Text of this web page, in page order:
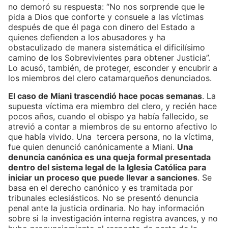
no demoró su respuesta: “No nos sorprende que le
pida a Dios que conforte y consuele a las víctimas
después de que él paga con dinero del Estado a
quienes defienden a los abusadores y ha
obstaculizado de manera sistemática el dificilísimo
camino de los Sobrevivientes para obtener Justicia”.
Lo acusó, también, de proteger, esconder y encubrir a
los miembros del clero catamarqueños denunciados.
El caso de Miani trascendió hace pocas semanas. La
supuesta víctima era miembro del clero, y recién hace
pocos años, cuando el obispo ya había fallecido, se
atrevió a contar a miembros de su entorno afectivo lo
que había vivido. Una tercera persona, no la víctima,
fue quien denunció canónicamente a Miani. Una
denuncia canónica es una queja formal presentada
dentro del sistema legal de la Iglesia Católica para
iniciar un proceso que puede llevar a sanciones. Se
basa en el derecho canónico y es tramitada por
tribunales eclesiásticos. No se presentó denuncia
penal ante la justicia ordinaria. No hay información
sobre si la investigación interna registra avances, y no